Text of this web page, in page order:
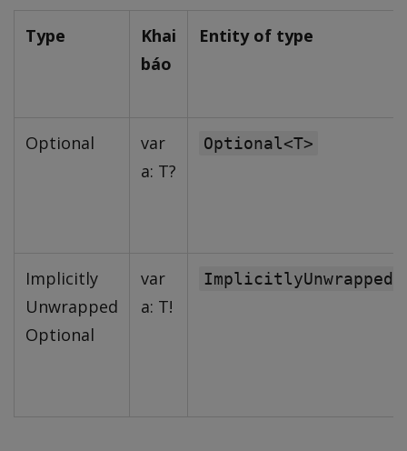
Type
Khai
báo
Entity of type
Optional
var
a: T?
Optional<T>
Implicitly
Unwrapped
Optional
var
a: T!